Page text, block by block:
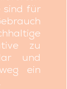
sind für
zu
und
ein